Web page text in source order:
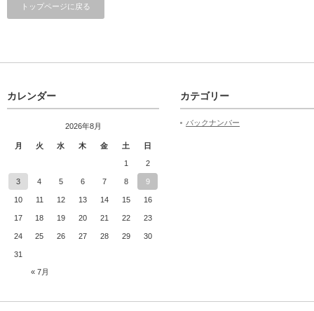
トップページに戻る
カレンダー
2026年8月
月 火 水 木 金 土 日
« 7月
1 2
3 4 5 6 7 8 9
10 11 12 13 14 15 16
17 18 19 20 21 22 23
24 25 26 27 28 29 30
31
カテゴリー
バックナンバー